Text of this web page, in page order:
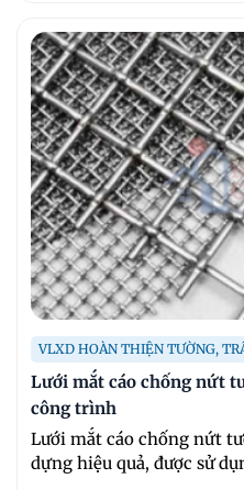
VLXD HOÀN THIỆN TƯỜNG,
Lưới mắt cáo chống nứt
công trình
Lưới mắt cáo chống nứt
dựng hiệu quả, được sử